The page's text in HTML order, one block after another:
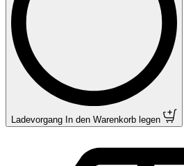
Ladevorgang In den Warenkorb legen